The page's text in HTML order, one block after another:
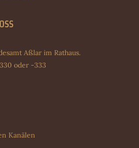
Aßlar im Rathaus.
oder -333
Kanälen